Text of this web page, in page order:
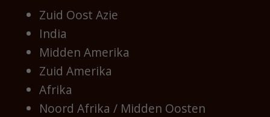
Zuid Oost Azie
India
Midden Amerika
Zuid Amerika
Afrika
Noord Afrika / Midden Oosten